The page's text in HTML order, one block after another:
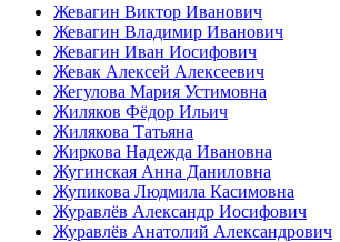
Жевагин Виктор Иванович
Жевагин Владимир Иванович
Жевагин Иван Иосифович
Жевак Алексей Алексеевич
Жегулова Мария Устимовна
Жиляков Фёдор Ильич
Жилякова Татьяна
Жиркова Надежда Ивановна
Жугинская Анна Даниловна
Жупикова Людмила Касимовна
Журавлёв Александр Иосифович
Журавлёв Анатолий Александрович